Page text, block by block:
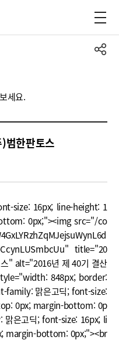
세요.
범한판토스
size: 16px; line-height: 1
0px;"><img src="/co
title="20
" alt="2016년 제 40기 결산
848px; border:
family: 맑은고딕; font-size:
0px; margin-bottom: 0p
은고딕; font-size: 16px; li
margin-bottom: 0px;"><br